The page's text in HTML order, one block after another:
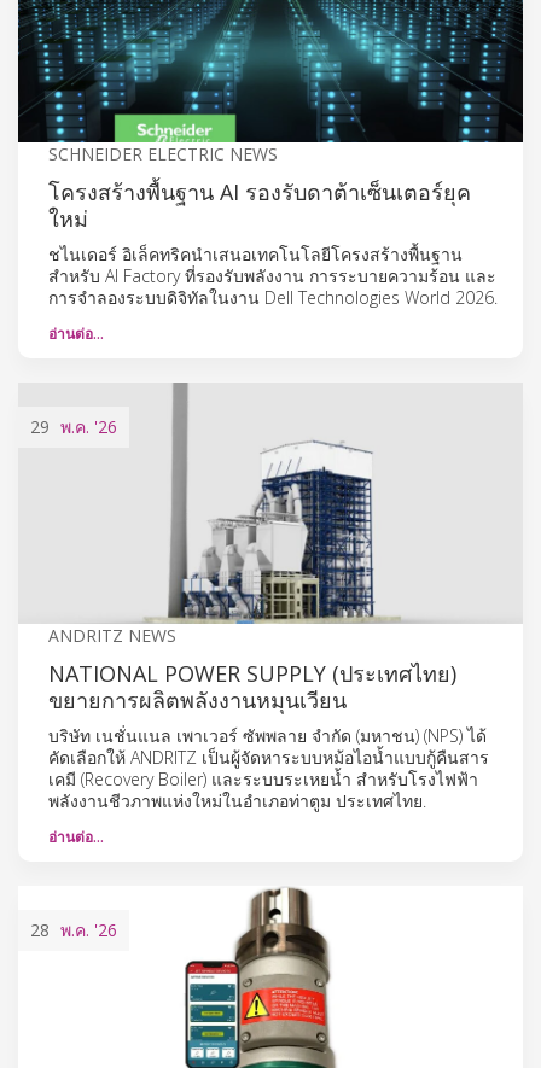
SCHNEIDER ELECTRIC NEWS
โครงสร้างพื้นฐาน AI รองรับดาต้าเซ็นเตอร์ยุค
ใหม่
ชไนเดอร์ อิเล็คทริคนำเสนอเทคโนโลยีโครงสร้างพื้นฐาน
สำหรับ AI Factory ที่รองรับพลังงาน การระบายความร้อน และ
การจำลองระบบดิจิทัลในงาน Dell Technologies World 2026.
อ่านต่อ…
29 พ.ค. '26
ANDRITZ NEWS
NATIONAL POWER SUPPLY (ประเทศไทย)
ขยายการผลิตพลังงานหมุนเวียน
บริษัท เนชั่นแนล เพาเวอร์ ซัพพลาย จำกัด (มหาชน) (NPS) ได้
คัดเลือกให้ ANDRITZ เป็นผู้จัดหาระบบหม้อไอน้ำแบบกู้คืนสาร
เคมี (Recovery Boiler) และระบบระเหยน้ำ สำหรับโรงไฟฟ้า
พลังงานชีวภาพแห่งใหม่ในอำเภอท่าตูม ประเทศไทย.
อ่านต่อ…
28 พ.ค. '26